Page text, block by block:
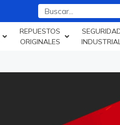
REPUESTOS
ORIGINALES
INDUSTRIAL